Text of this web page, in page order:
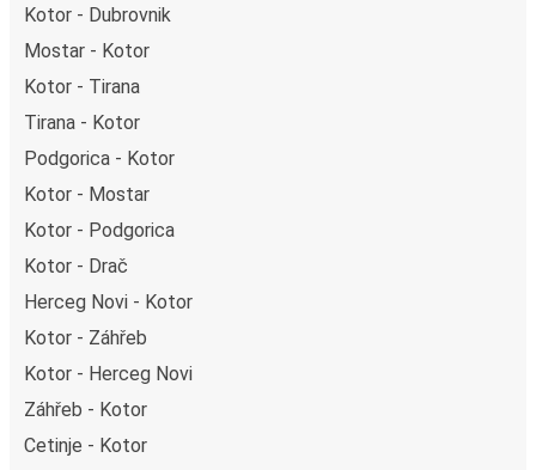
Kotor - Dubrovnik
Mostar - Kotor
Kotor - Tirana
Tirana - Kotor
Podgorica - Kotor
Kotor - Mostar
Kotor - Podgorica
Kotor - Drač
Herceg Novi - Kotor
Kotor - Záhřeb
Kotor - Herceg Novi
Záhřeb - Kotor
Cetinje - Kotor